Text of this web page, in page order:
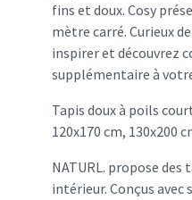
fins et doux. Cosy
mètre carré. Curieux
inspirer et découvrez
supplémentaire à
Tapis doux à poils
120x170 cm, 130x200
NATURL. propose
intérieur. Conçus